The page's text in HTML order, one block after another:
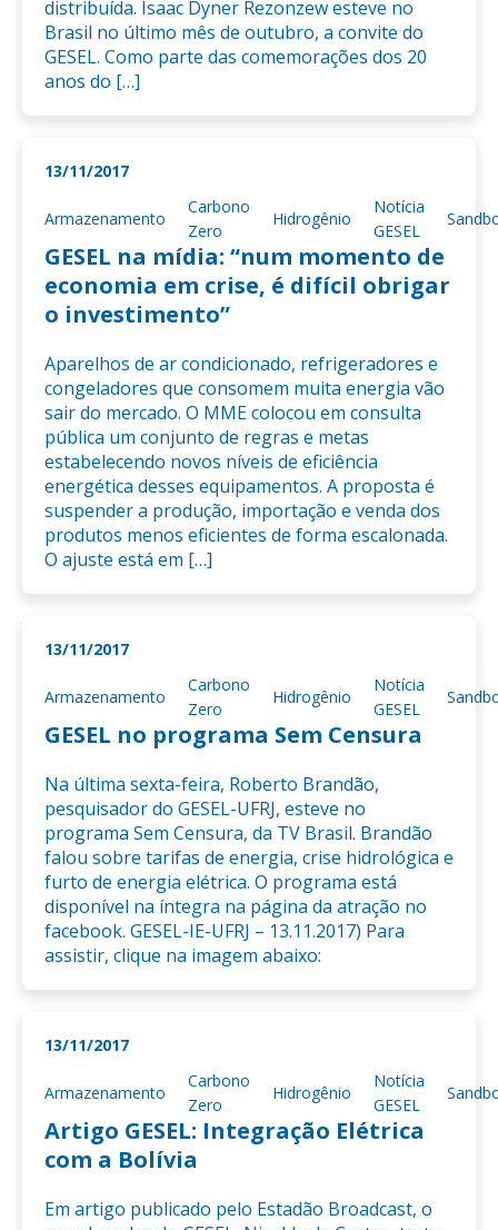
distribuída. Isaac Dyner Rezonzew esteve no
Brasil no último mês de outubro, a convite do
GESEL. Como parte das comemorações dos 20
anos do […]
13/11/2017
Armazenamento
Carbono
Zero
Hidrogênio
Notícia
GESEL
GESEL na mídia: “num momento de
economia em crise, é difícil obrigar
o investimento”
Aparelhos de ar condicionado, refrigeradores e
congeladores que consomem muita energia vão
sair do mercado. O MME colocou em consulta
pública um conjunto de regras e metas
estabelecendo novos níveis de eficiência
energética desses equipamentos. A proposta é
suspender a produção, importação e venda dos
produtos menos eficientes de forma escalonada.
O ajuste está em […]
13/11/2017
Armazenamento
Carbono
Zero
Hidrogênio
Notícia
GESEL
GESEL no programa Sem Censura
Na última sexta-feira, Roberto Brandão,
pesquisador do GESEL-UFRJ, esteve no
programa Sem Censura, da TV Brasil. Brandão
falou sobre tarifas de energia, crise hidrológica e
furto de energia elétrica. O programa está
disponível na íntegra na página da atração no
facebook. GESEL-IE-UFRJ – 13.11.2017) Para
assistir, clique na imagem abaixo:
13/11/2017
Armazenamento
Carbono
Zero
Hidrogênio
Notícia
GESEL
Artigo GESEL: Integração Elétrica
com a Bolívia
Em artigo publicado pelo Estadão Broadcast, o